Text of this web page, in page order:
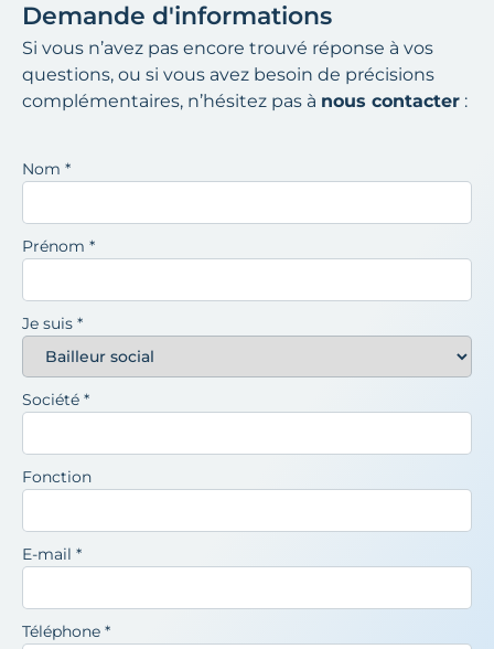
Demande d'informations
Si vous n’avez pas encore trouvé réponse à vos
questions, ou si vous avez besoin de précisions
complémentaires, n’hésitez pas à nous contacter :
Nom *
Prénom *
Je suis *
Société *
Fonction
E-mail *
Téléphone *